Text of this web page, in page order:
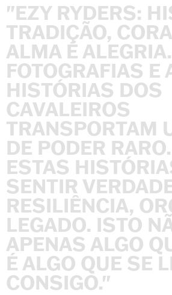
"EZY RYDERS:
TRADIÇÃO,
ALMA É ALEGRIA.
FOTOGRAFIAS E
HISTÓRIAS DOS
CAVALEIROS
TRANSPORTAM
DE PODER RARO.
ESTAS
SENTIR
RESILIÊNCIA,
LEGADO. ISTO
APENAS ALGO
É ALGO QUE SE
CONSIGO."